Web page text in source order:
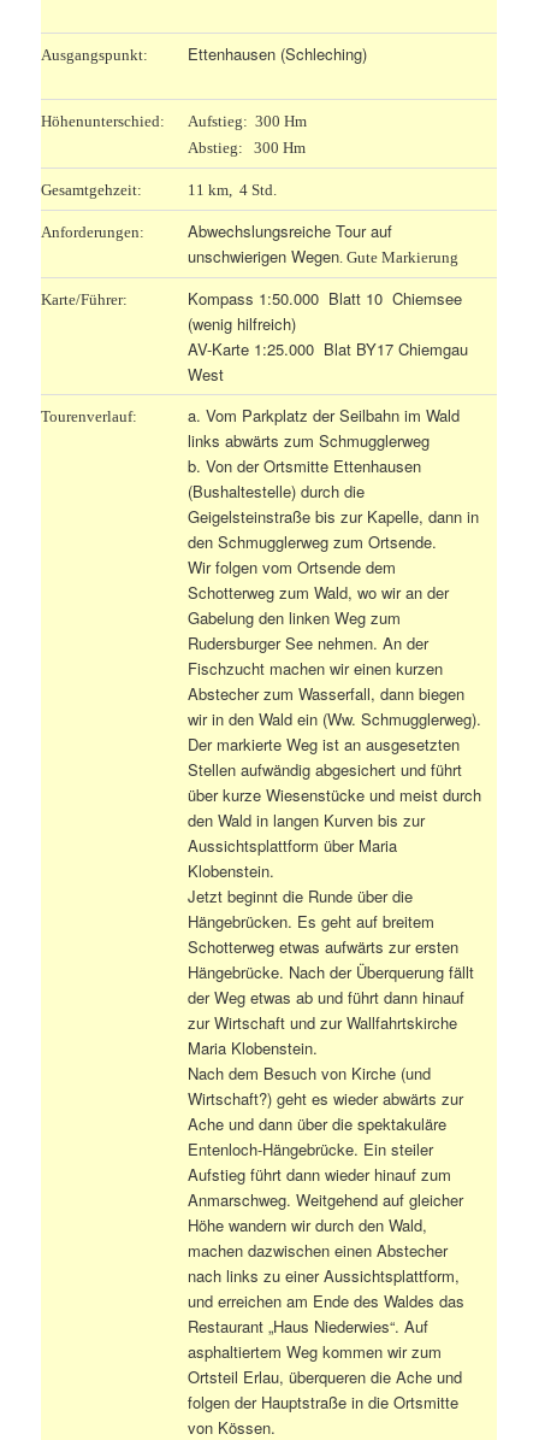
Ausgangspunkt: Ettenhausen (Schleching)
Höhenunterschied:
Aufstieg: 300 Hm
Abstieg: 300 Hm
Gesamtgehzeit: 11 km, 4 Std.
Anforderungen:
Abwechslungsreiche Tour auf
unschwierigen Wegen . Gute Markierung
Karte/Führer:
Kompass 1:50.000 Blatt 10 Chiemsee
(wenig hilfreich)
AV-Karte 1:25.000 Blat BY17 Chiemgau
West
Tourenverlauf:
a. Vom Parkplatz der Seilbahn im Wald
links abwärts zum Schmugglerweg
b. Von der Ortsmitte Ettenhausen
(Bushaltestelle) durch die
Geigelsteinstraße bis zur Kapelle, dann in
den Schmugglerweg zum Ortsende.
Wir folgen vom Ortsende dem
Schotterweg zum Wald, wo wir an der
Gabelung den linken Weg zum
Rudersburger See nehmen. An der
Fischzucht machen wir einen kurzen
Abstecher zum Wasserfall, dann biegen
wir in den Wald ein (Ww. Schmugglerweg).
Der markierte Weg ist an ausgesetzten
Stellen aufwändig abgesichert und führt
über kurze Wiesenstücke und meist durch
den Wald in langen Kurven bis zur
Aussichtsplattform über Maria
Klobenstein.
Jetzt beginnt die Runde über die
Hängebrücken. Es geht auf breitem
Schotterweg etwas aufwärts zur ersten
Hängebrücke. Nach der Überquerung fällt
der Weg etwas ab und führt dann hinauf
zur Wirtschaft und zur Wallfahrtskirche
Maria Klobenstein.
Nach dem Besuch von Kirche (und
Wirtschaft?) geht es wieder abwärts zur
Ache und dann über die spektakuläre
Entenloch-Hängebrücke. Ein steiler
Aufstieg führt dann wieder hinauf zum
Anmarschweg. Weitgehend auf gleicher
Höhe wandern wir durch den Wald,
machen dazwischen einen Abstecher
nach links zu einer Aussichtsplattform,
und erreichen am Ende des Waldes das
Restaurant „Haus Niederwies“. Auf
asphaltiertem Weg kommen wir zum
Ortsteil Erlau, überqueren die Ache und
folgen der Hauptstraße in die Ortsmitte
von Kössen.